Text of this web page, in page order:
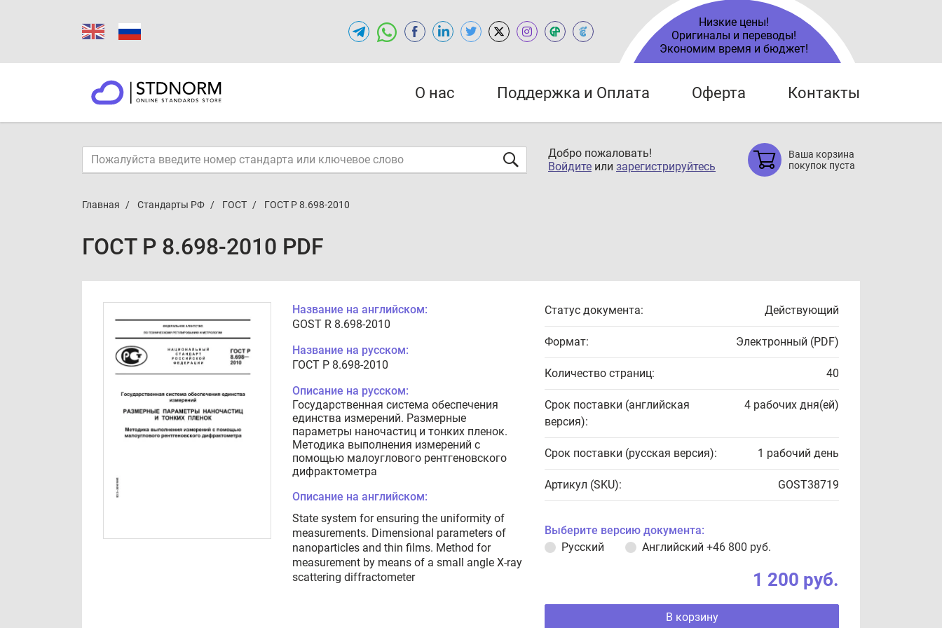
Низкие цены!
Оригиналы и переводы!
Экономим время и бюджет!
О нас Поддержка и Оплата Оферта Контакты
Добро пожаловать!
Войдите или зарегистрируйтесь
Ваша корзина
покупок пуста
Главная Стандарты РФ ГОСТ ГОСТ Р 8.698-2010
ГОСТ Р 8.698-2010 PDF
Название на английском:
GOST R 8.698-2010
Название на русском:
ГОСТ Р 8.698-2010
Описание на русском:
Государственная система обеспечения
единства измерений. Размерные
параметры наночастиц и тонких пленок.
Методика выполнения измерений с
помощью малоуглового рентгеновского
дифрактометра
Описание на английском:
State system for ensuring the uniformity of
measurements. Dimensional parameters of
nanoparticles and thin films. Method for
measurement by means of a small angle X-ray
scattering diffractometer
Статус документа: Действующий
Формат: Электронный (PDF)
Количество страниц: 40
Срок поставки (английская
версия):
4 рабочих дня(ей)
Срок поставки (русская версия): 1 рабочий день
Артикул (SKU): GOST38719
Выберите версию документа:
Русский
Английский +46 800 руб.
1 200 руб.
В корзину